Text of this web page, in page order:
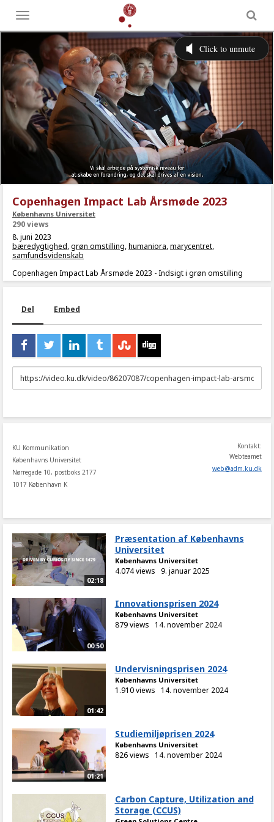
Toggle
menu
Copenhagen Impact Lab Årsmøde 2023
Københavns Universitet
290 views
8. juni 2023
bæredygtighed,grøn omstilling,humaniora,marycentret,
samfundsvidenskab
Copenhagen Impact Lab Årsmøde 2023 - Indsigt i grøn omstilling
Del Embed
URL
to
KU Kommunikation
Københavns Universitet
Nørregade 10, postboks 2177
1017 København K
Kontakt:
Webteamet
web@adm.ku.dk
02:18
Præsentation af Københavns
Universitet
Københavns Universitet
4.074 views 9. januar 2025
00:50
Innovationsprisen 2024
Københavns Universitet
879 views 14. november 2024
01:42
Undervisningsprisen 2024
Københavns Universitet
1.910 views 14. november 2024
01:21
Studiemiljøprisen 2024
Københavns Universitet
826 views 14. november 2024
Carbon Capture, Utilization and
Storage (CCUS)